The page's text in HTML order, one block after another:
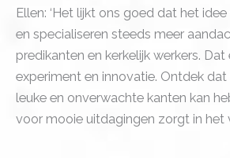
Ellen: ‘Het lijkt ons goed dat het
en specialiseren steeds meer
predikanten en kerkelijk werkers.
experiment en innovatie. Ontdek
leuke en onverwachte kanten kan
voor mooie uitdagingen zorgt in het